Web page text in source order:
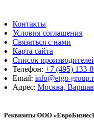
Контакты
Условия соглашения
Связаться с нами
Карта сайта
Список
Телефон: +7 (495) 133-
Email: info@etgo-
Адрес: Москва,
Реквизиты ООО